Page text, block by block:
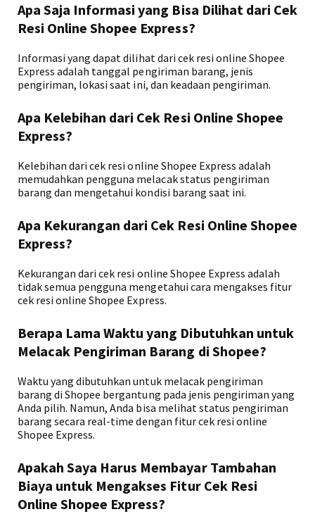
Apa Saja Informasi yang Bisa Dilihat dari Cek
Resi Online Shopee Express?
Informasi yang dapat dilihat dari cek resi online Shopee
Express adalah tanggal pengiriman barang, jenis
pengiriman, lokasi saat ini, dan keadaan pengiriman.
Apa Kelebihan dari Cek Resi Online Shopee
Express?
Kelebihan dari cek resi online Shopee Express adalah
memudahkan pengguna melacak status pengiriman
barang dan mengetahui kondisi barang saat ini.
Apa Kekurangan dari Cek Resi Online Shopee
Express?
Kekurangan dari cek resi online Shopee Express adalah
tidak semua pengguna mengetahui cara mengakses fitur
cek resi online Shopee Express.
Berapa Lama Waktu yang Dibutuhkan untuk
Melacak Pengiriman Barang di Shopee?
Waktu yang dibutuhkan untuk melacak pengiriman
barang di Shopee bergantung pada jenis pengiriman yang
Anda pilih. Namun, Anda bisa melihat status pengiriman
barang secara real-time dengan fitur cek resi online
Shopee Express.
Apakah Saya Harus Membayar Tambahan
Biaya untuk Mengakses Fitur Cek Resi
Online Shopee Express?